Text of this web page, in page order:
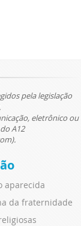
pela legislação
eletrônico ou
A12
aparecida
da fraternidade